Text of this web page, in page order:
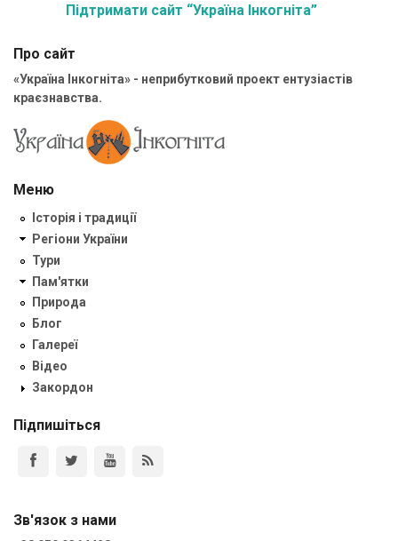
Підтримати сайт “Україна Інкогніта”
Про сайт
«Україна Інкогніта» - неприбутковий проект ентузіастів
краєзнавства.
Меню
Історія і традиції
Регіони України
Тури
Пам'ятки
Природа
Блог
Галереї
Відео
Закордон
Підпишіться
Зв'язок з нами